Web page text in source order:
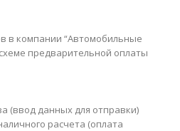
в компании “Автомобильные
предварительной оплаты
(ввод данных для отправки)
расчета (оплата